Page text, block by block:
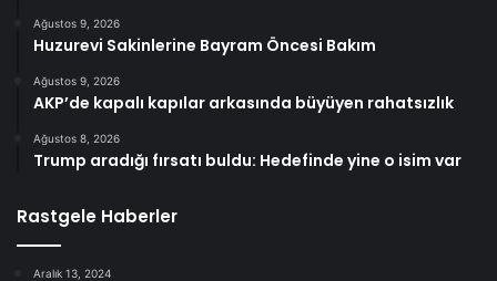
Ağustos 9, 2026
Huzurevi Sakinlerine Bayram Öncesi Bakım
Ağustos 9, 2026
AKP’de kapalı kapılar arkasında büyüyen rahatsızlık
Ağustos 8, 2026
Trump aradığı fırsatı buldu: Hedefinde yine o isim var
Rastgele Haberler
Aralık 13, 2024